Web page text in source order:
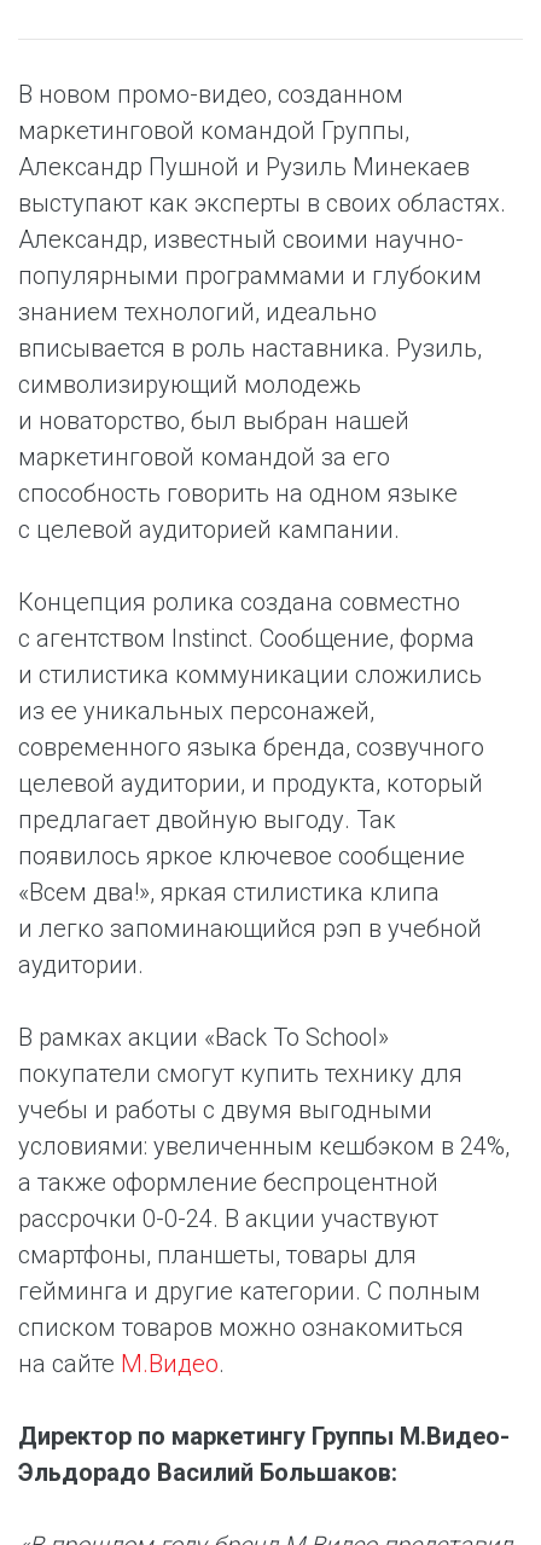
В новом промо-видео, созданном
маркетинговой командой Группы,
Александр Пушной и Рузиль Минекаев
выступают как эксперты в своих областях.
Александр, известный своими научно-
популярными программами и глубоким
знанием технологий, идеально
вписывается в роль наставника. Рузиль,
символизирующий молодежь
и новаторство, был выбран нашей
маркетинговой командой за его
способность говорить на одном языке
с целевой аудиторией кампании.
Концепция ролика создана совместно
с агентством Instinct. Сообщение, форма
и стилистика коммуникации сложились
из ее уникальных персонажей,
современного языка бренда, созвучного
целевой аудитории, и продукта, который
предлагает двойную выгоду. Так
появилось яркое ключевое сообщение
«Всем два!», яркая стилистика клипа
и легко запоминающийся рэп в учебной
аудитории.
В рамках акции «Back To School»
покупатели смогут купить технику для
учебы и работы с двумя выгодными
условиями: увеличенным кешбэком в 24%,
а также оформление беспроцентной
рассрочки 0-0-24. В акции участвуют
смартфоны, планшеты, товары для
гейминга и другие категории. С полным
списком товаров можно ознакомиться
на сайте М.Видео.
Директор по маркетингу Группы М.Видео-
Эльдорадо Василий Большаков: